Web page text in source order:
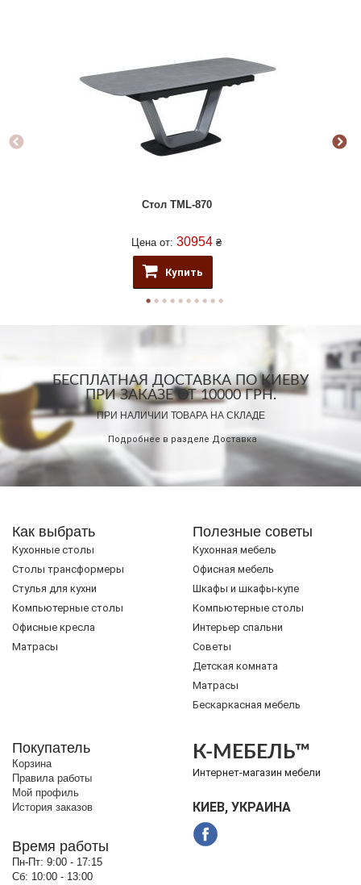
Стол ТМL-870
Цена от: 30954 ₴
Купить
БЕСПЛАТНАЯ ДОСТАВКА ПО КИЕВУ
ПРИ ЗАКАЗЕ ОТ 10000 ГРН.
ПРИ НАЛИЧИИ ТОВАРА НА СКЛАДЕ
Подробнее в разделе Доставка
Как выбрать
Кухонные столы
Cтолы трансформеры
Стулья для кухни
Компьютерные столы
Офисные кресла
Матрасы
Полезные советы
Кухонная мебель
Офисная мебель
Шкафы и шкафы-купе
Компьютерные столы
Интерьер спальни
Советы
Детская комната
Матрасы
Бескаркасная мебель
Покупатель
Корзина
Правила работы
Мой профиль
История заказов
Время работы
Пн-Пт: 9:00 - 17:15
Сб: 10:00 - 13:00
К-МЕБЕЛЬ™
Интернет-магазин мебели
КИЕВ, УКРАИНА